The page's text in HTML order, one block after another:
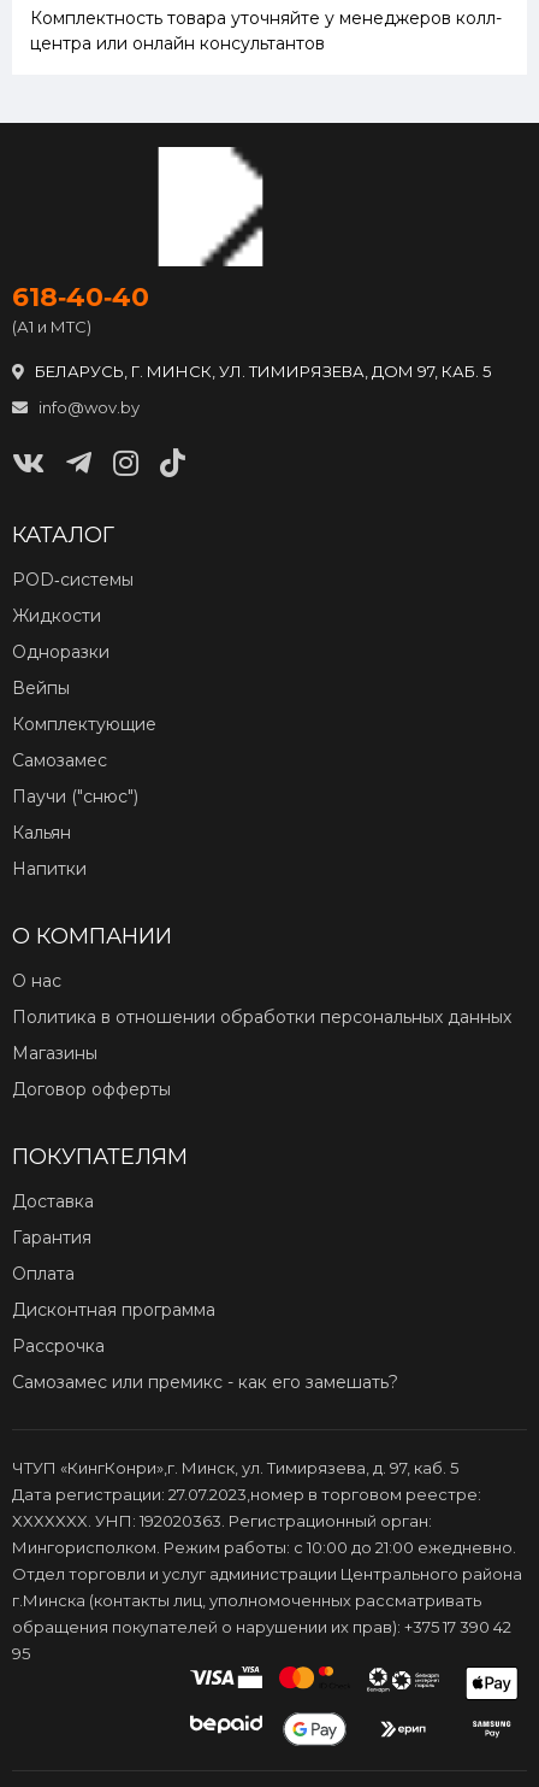
Комплектность товара уточняйте у менеджеров колл-
центра или онлайн консультантов
618‑40‑40
(А1 и МТС)
БЕЛАРУСЬ, Г. МИНСК, УЛ. ТИМИРЯЗЕВА, ДОМ 97, КАБ. 5
info@wov.by
КАТАЛОГ
POD‑системы
Жидкости
Одноразки
Вейпы
Комплектующие
Самозамес
Паучи ("снюс")
Кальян
Напитки
О КОМПАНИИ
О нас
Политика в отношении обработки персональных данных
Магазины
Договор офферты
ПОКУПАТЕЛЯМ
Доставка
Гарантия
Оплата
Дисконтная программа
Рассрочка
Самозамес или премикс - как его замешать?
ЧТУП «КингКонри»,г. Минск, ул. Тимирязева, д. 97, каб. 5
Дата регистрации: 27.07.2023,номер в торговом реестре:
XXXXXXX. УНП: 192020363. Регистрационный орган:
Мингорисполком. Режим работы: с 10:00 до 21:00 ежедневно.
Отдел торговли и услуг администрации Центрального района
г.Минска (контакты лиц, уполномоченных рассматривать
обращения покупателей о нарушении их прав): +375 17 390 42
95